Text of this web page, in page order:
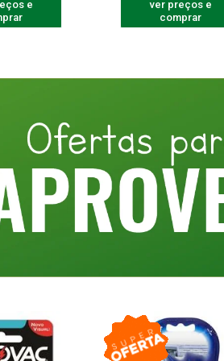
e
ver preços e
comprar